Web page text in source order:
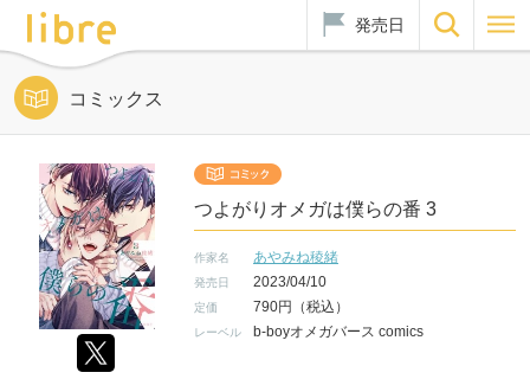
発売日
コミックス
つよがりオメガは僕らの番 3
作家名 あやみね稜緒
発売日 2023/04/10
定価 790円（税込）
レーベル b-boyオメガバース comics